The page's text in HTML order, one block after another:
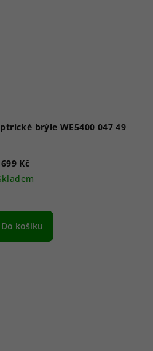
brýle WE5400 047 49
699 Kč
Do košíku